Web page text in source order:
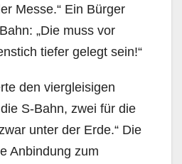
Mes­se.“ Ein Bürger
„Die muss vor
tiefer gelegt sein!“
den viergleisigen
S-Bahn, zwei für die
unter der Erde.“ Die
Anbindung zum